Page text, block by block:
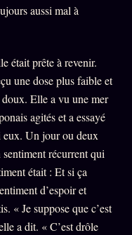
aussi mal à
était prête à revenir.
une dose plus faible et
Elle a vu une mer
agités et a essayé
eux. Un jour ou deux
récurrent qui
était : Et si ça
d’espoir et
« Je suppose que c’est
a dit. « C’est drôle